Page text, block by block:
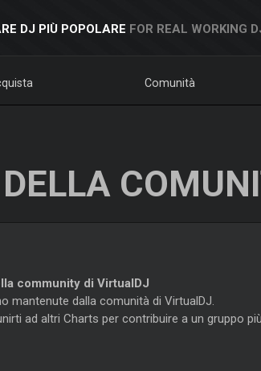
DJ PIÙ POPOLARE FOR REAL WORKING
Comunità
community di VirtualDJ
mantenute dalla comunità di VirtualDJ.
ad altri Charts per contribuire a un gruppo